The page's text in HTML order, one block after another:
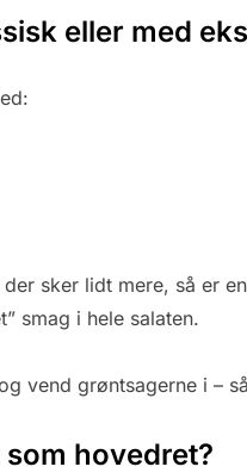
eller med
sker lidt mere, så er
smag i hele salaten.
vend grøntsagerne i –
hovedret?